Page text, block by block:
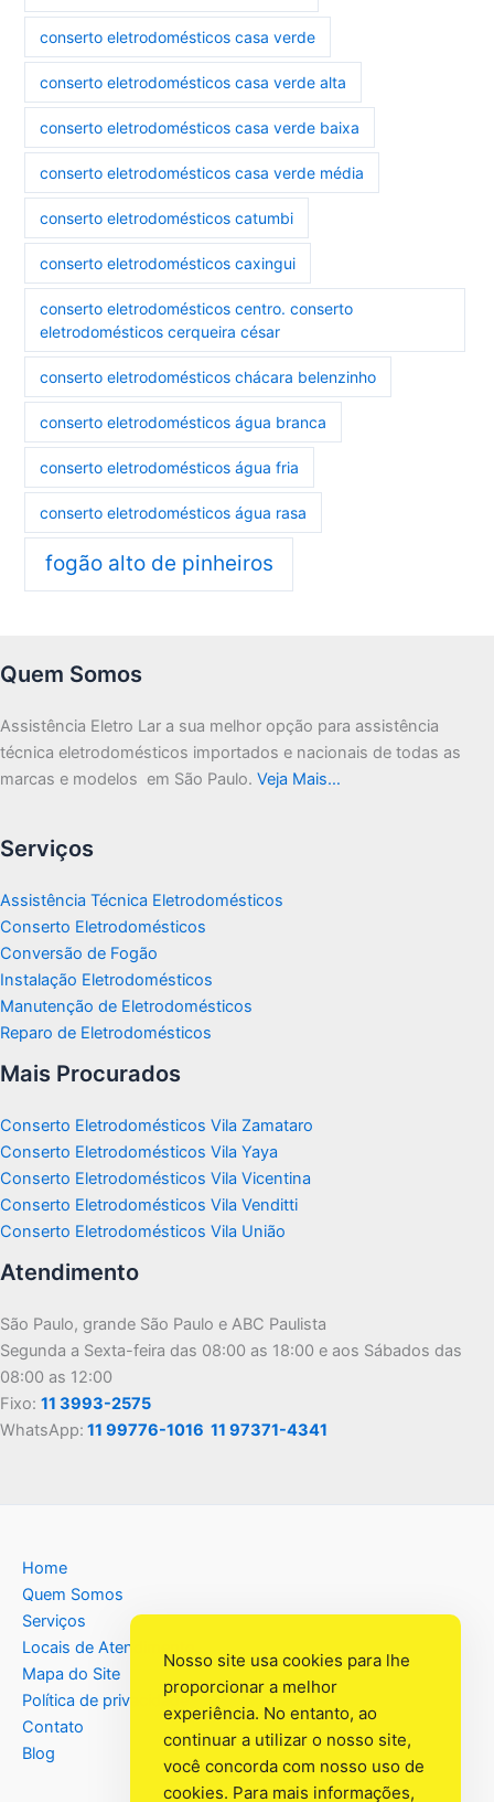
conserto eletrodomésticos casa verde
conserto eletrodomésticos casa verde alta
conserto eletrodomésticos casa verde baixa
conserto eletrodomésticos casa verde média
conserto eletrodomésticos catumbi
conserto eletrodomésticos caxingui
conserto eletrodomésticos centro. conserto
eletrodomésticos cerqueira césar
conserto eletrodomésticos chácara belenzinho
conserto eletrodomésticos água branca
conserto eletrodomésticos água fria
conserto eletrodomésticos água rasa
fogão alto de pinheiros
Quem Somos
Assistência Eletro Lar a sua melhor opção para assistência
técnica eletrodomésticos importados e nacionais de todas as
marcas e modelos em São Paulo. Veja Mais…
Serviços
Assistência Técnica Eletrodomésticos
Conserto Eletrodomésticos
Conversão de Fogão
Instalação Eletrodomésticos
Manutenção de Eletrodomésticos
Reparo de Eletrodomésticos
Mais Procurados
Conserto Eletrodomésticos Vila Zamataro
Conserto Eletrodomésticos Vila Yaya
Conserto Eletrodomésticos Vila Vicentina
Conserto Eletrodomésticos Vila Venditti
Conserto Eletrodomésticos Vila União
Atendimento
São Paulo, grande São Paulo e ABC Paulista
Segunda a Sexta-feira das 08:00 as 18:00 e aos Sábados das
08:00 as 12:00
Fixo: 11 3993-2575
WhatsApp: 11 99776-1016 11 97371-4341
Home
Quem Somos
Serviços
Locais de Atendimento
Mapa do Site
Política de privacidade
Contato
Blog
Nosso site usa cookies para lhe
proporcionar a melhor
experiência. No entanto, ao
continuar a utilizar o nosso site,
você concorda com nosso uso de
cookies. Para mais informações,